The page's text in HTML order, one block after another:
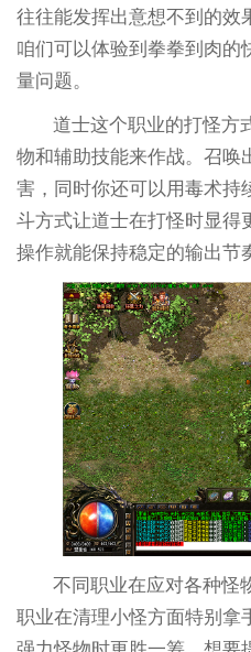
往往能发挥出意想不到的效
咱们可以体验到拳拳到肉的
量问题。
道士这个职业的打怪方
物和辅助技能来作战。召唤
害，同时你还可以用毒术持
斗方式让道士在打怪时显得
操作就能保持稳定的输出节
不同职业在应对各种怪
职业在清理小怪方面特别拿